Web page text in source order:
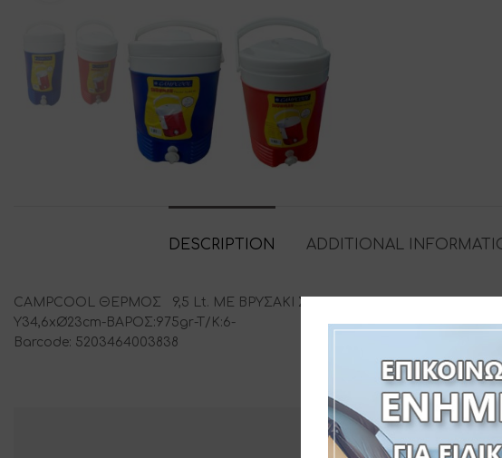
DESCRIPTION ADDITIONAL
CAMPCOOL ΘΕΡΜΟΣ 9,5 Lt. ΜΕ ΒΡΥΣΑΚΙ ΣΕ ΚΑΠΑΚΙ & ΒΑΣΗ &
Y34,6xØ23cm-ΒΑΡΟΣ:975gr-T/K:6-
Barcode: 5203464003838